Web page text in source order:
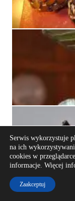
Serwis wykorzystuje
na ich
cookies w
informacje. Więcej
Zaakceptuj